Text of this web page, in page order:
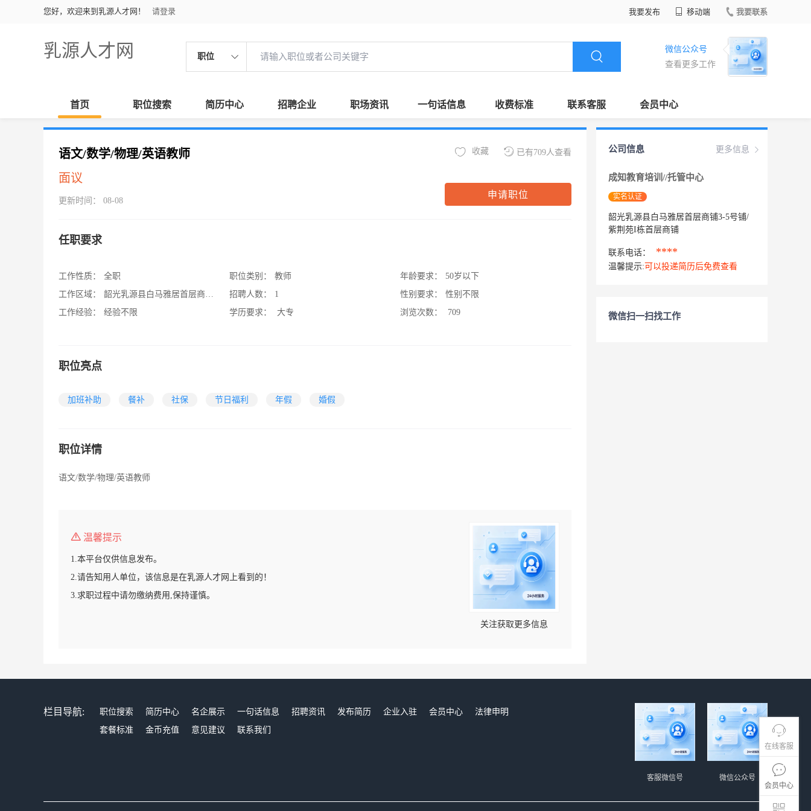
您好，欢迎来到乳源人才网！ 请登录 我要发布 移动端 我要联系
乳源人才网 职位
微信公众号
查看更多工作
首页 职位搜索 简历中心 招聘企业 职场资讯 一句话信息 收费标准 联系客服 会员中心
在线客服
会员中心
语文/数学/物理/英语教师
面议
更新时间： 08-08
已有709人查看
收藏
申请职位
任职要求
工作性质：
全职
工作区域：
韶光乳源县白马雅居首层商铺3-5号铺/紫荆苑I栋首层商铺
工作经验：
经验不限
职位类别：
教师
招聘人数：
1
学历要求：
大专
年龄要求：
50岁以下
性别要求：
性别不限
浏览次数：
709
职位亮点
加班补助 餐补 社保 节日福利 年假 婚假
职位详情
语文/数学/物理/英语教师
温馨提示
1.本平台仅供信息发布。
2.请告知用人单位，该信息是在乳源人才网上看到的！
3.求职过程中请勿缴纳费用,保持谨慎。
关注获取更多信息
更多信息
公司信息
成知教育培训//托管中心
实名认证
韶光乳源县白马雅居首层商铺3-5号铺/
紫荆苑I栋首层商铺
联系电话： ****
温馨提示: 可以投递简历后免费查看
微信扫一扫找工作
栏目导航: 职位搜索 简历中心 名企展示 一句话信息 招聘资讯 发布简历 企业入驻 会员中心
法律申明
套餐标准
金币充值 意见建议 联系我们
微信公众号
客服微信号